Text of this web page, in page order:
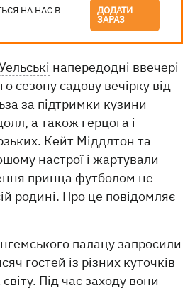
НА НАС В ДОДАТИ
ЗАРАЗ
напередодні ввечері
сезону садову вечірку від
за підтримки кузини
а також герцога і
Кейт Міддлтон та
настрої і жартували
принца футболом не
родині. Про це повідомляє
палацу запросили
гостей із різних куточків
Під час заходу вони